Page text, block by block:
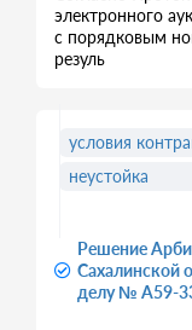
электронного
с порядковым
резуль
Решение
Сахалинской
делу № А59-
условия
неустойка